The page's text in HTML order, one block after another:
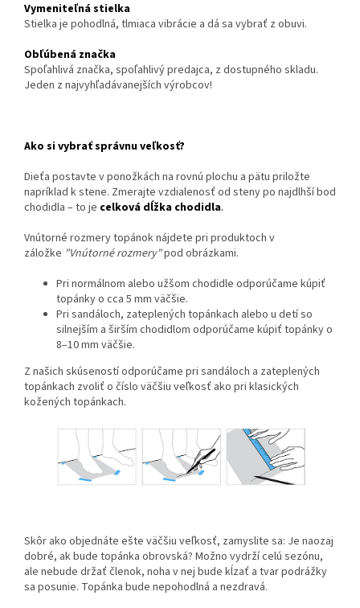
Vymeniteľná stielka
Stielka je pohodlná, tlmiaca vibrácie a dá sa vybrať z obuvi.
Obľúbená značka
Spoľahlivá značka, spoľahlivý predajca, z dostupného skladu.
Jeden z najvyhľadávanejších výrobcov!
Ako si vybrať správnu veľkosť?
Dieťa postavte v ponožkách na rovnú plochu a pätu priložte
napríklad k stene. Zmerajte vzdialenosť od steny po najdlhší bod
chodidla – to je celková dĺžka chodidla.
Vnútorné rozmery topánok nájdete pri produktoch v
záložke "Vnútorné rozmery"pod obrázkami.
Pri normálnom alebo užšom chodidle odporúčame kúpiť
topánky o cca 5 mm väčšie.
Pri sandáloch, zateplených topánkach alebo u detí so
silnejším a širším chodidlom odporúčame kúpiť topánky o
8–10 mm väčšie.
Z našich skúseností odporúčame pri sandáloch a zateplených
topánkach zvoliť o číslo väčšiu veľkosť ako pri klasických
kožených topánkach.
Skôr ako objednáte ešte väčšiu veľkosť, zamyslite sa: Je naozaj
dobré, ak bude topánka obrovská? Možno vydrží celú sezónu,
ale nebude držať členok, noha v nej bude kĺzať a tvar podrážky
sa posunie. Topánka bude nepohodlná a nezdravá.